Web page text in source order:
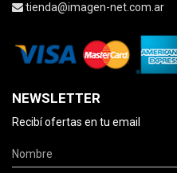
tienda@imagen-net.com.ar
NEWSLETTER
Recibí ofertas en tu email